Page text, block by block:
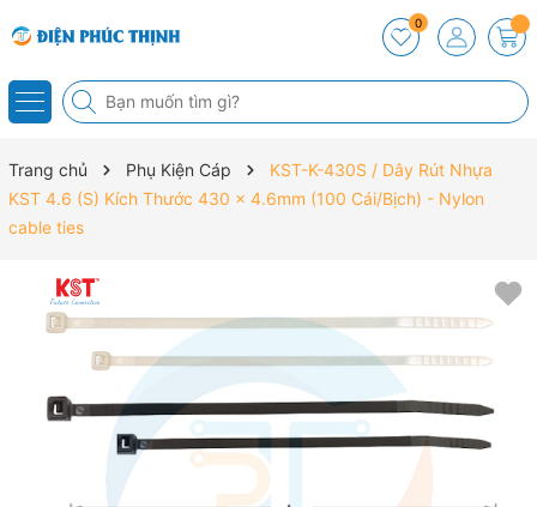
0
Trang chủ Phụ Kiện Cáp
KST-K-430S / Dây Rút Nhựa
KST 4.6 (S) Kích Thước 430 x 4.6mm (100 Cái/Bịch) - Nylon
cable ties